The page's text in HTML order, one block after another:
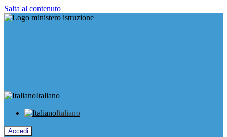
Salta al contenuto
Italiano
Italiano
Accedi